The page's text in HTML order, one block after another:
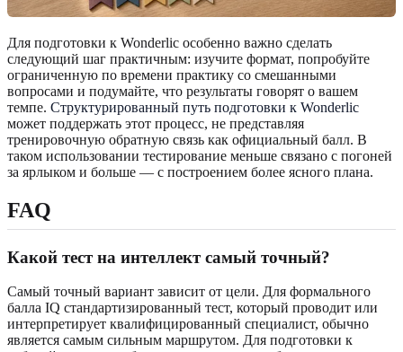
Для подготовки к Wonderlic особенно важно сделать
следующий шаг практичным: изучите формат, попробуйте
ограниченную по времени практику со смешанными
вопросами и подумайте, что результаты говорят о вашем
темпе. Структурированный путь подготовки к Wonderlic
может поддержать этот процесс, не представляя
тренировочную обратную связь как официальный балл. В
таком использовании тестирование меньше связано с погоней
за ярлыком и больше — с построением более ясного плана.
FAQ
Какой тест на интеллект самый точный?
Самый точный вариант зависит от цели. Для формального
балла IQ стандартизированный тест, который проводит или
интерпретирует квалифицированный специалист, обычно
является самым сильным маршрутом. Для подготовки к